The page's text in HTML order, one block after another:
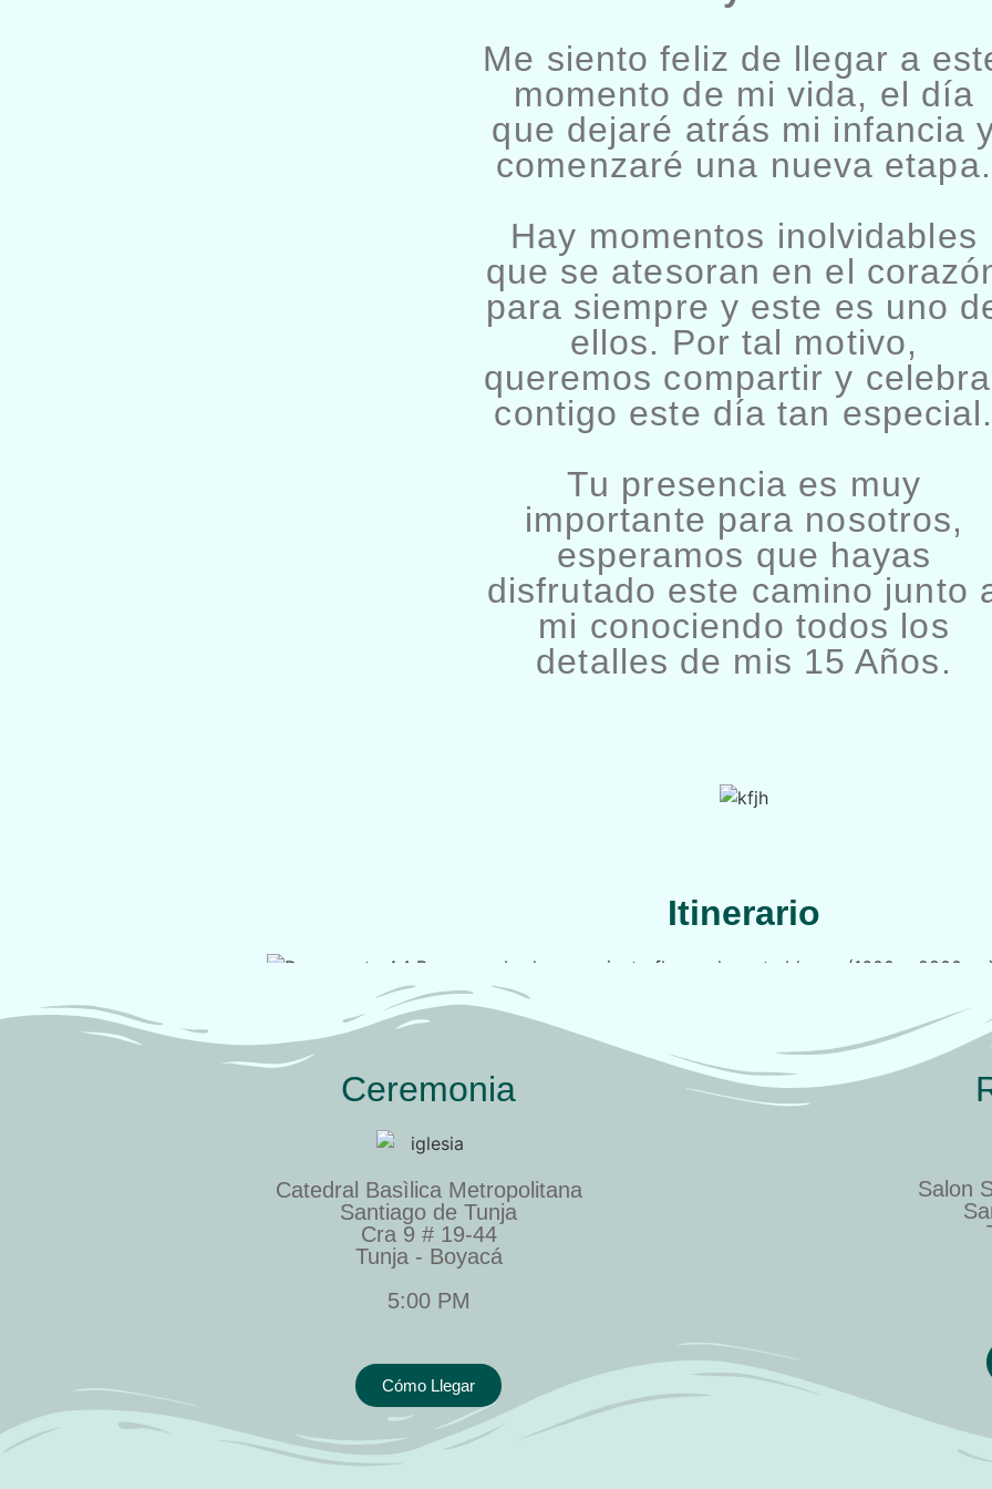
Me siento feliz de llegar a
momento de mi vida, el día
que dejaré atrás mi infancia
comenzaré una nueva etapa.
Hay momentos inolvidables
que se atesoran en el
para siempre y este es uno
ellos. Por tal motivo,
queremos compartir y
contigo este día tan
Tu presencia es muy
importante para nosotros,
esperamos que hayas
disfrutado este camino junto
mi conociendo todos los
detalles de mis 15 Años.
Itinerario
Ceremonia
Catedral Basìlica Metropolitana
Santiago de Tunja
Cra 9 # 19-44
Tunja - Boyacá
5:00 PM
Cómo Llegar
Salon